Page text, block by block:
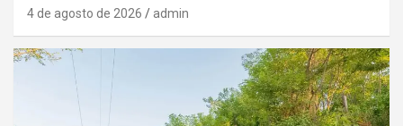
4 de agosto de 2026 admin